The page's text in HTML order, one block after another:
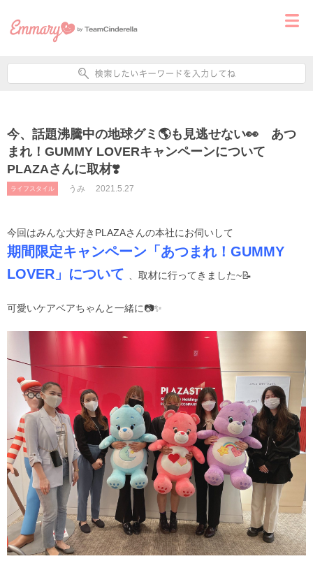
今、話題沸騰中の地球グミ🌎も見逃せない👀 あつ
まれ！GUMMY LOVERキャンペーンについて
PLAZAさんに取材❣️
ライフスタイル うみ 2021.5.27
今回はみんな大好きPLAZAさんの本社にお伺いして
期間限定キャンペーン「あつまれ！GUMMY
LOVER」について
、取材に行ってきました~📝
可愛いケアベアちゃんと一緒に📷✨